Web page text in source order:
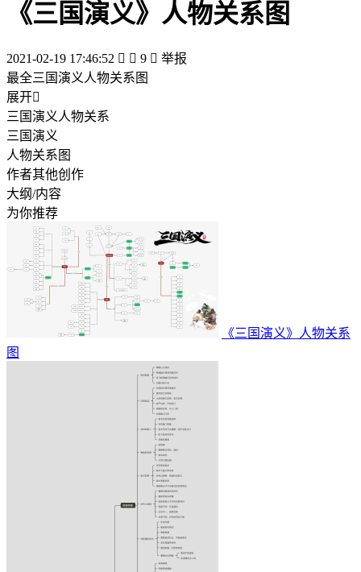
《三国演义》人物关系图
2021-02-19 17:46:52   9  举报
最全三国演义人物关系图
展开
三国演义人物关系
三国演义
人物关系图
作者其他创作
大纲/内容
为你推荐
《三国演义》人物关系
图